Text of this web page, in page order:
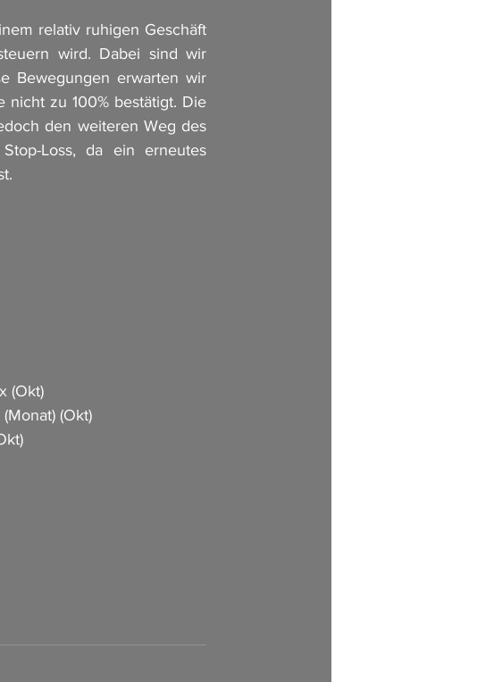
relativ ruhigen Geschäft
wird. Dabei sind wir
Bewegungen erwarten wir
nicht zu 100% bestätigt. Die
den weiteren Weg des
Loss, da ein erneutes
Sitzung
(Okt)
(Monat) (Okt)
(Monat) (Okt)